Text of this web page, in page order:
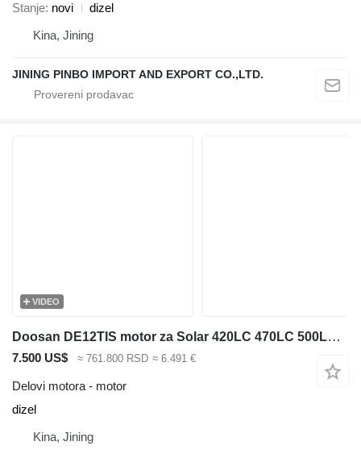
Stanje novi
dizel
Kina, Jining
JINING PINBO IMPORT AND EXPORT CO.,LTD.
VIDEO
Doosan DE12TIS motor za Solar 420LC 470LC 500LC bagera
7.500 US$ ≈ 761.800 RSD ≈ 6.491 €
Delovi motora - motor
dizel
Kina, Jining